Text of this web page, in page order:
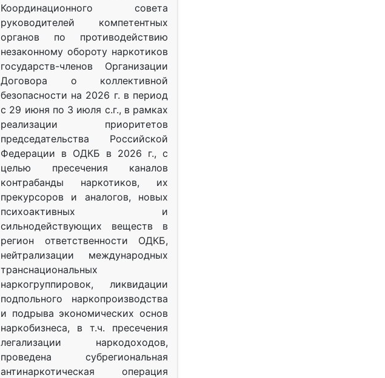
Координационного совета
руководителей компетентных
органов по противодействию
незаконному обороту наркотиков
государств-членов Организации
Договора о коллективной
безопасности на 2026 г. в период
с 29 июня по 3 июля с.г., в рамках
реализации приоритетов
председательства Российской
Федерации в ОДКБ в 2026 г., с
целью пресечения каналов
контрабанды наркотиков, их
прекурсоров и аналогов, новых
психоактивных и
сильнодействующих веществ в
регион ответственности ОДКБ,
нейтрализации международных
транснациональных
наркогруппировок, ликвидации
подпольного наркопроизводства
и подрыва экономических основ
наркобизнеса, в т.ч. пресечения
легализации наркодоходов,
проведена субрегиональная
антинаркотическая операция